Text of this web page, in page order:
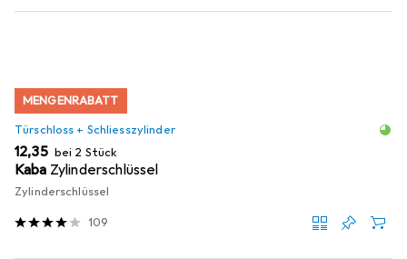
MENGENRABATT
Türschloss + Schliesszylinder
EUR
12,35 bei 2 Stück
Kaba Zylinderschlüssel
Zylinderschlüssel
109